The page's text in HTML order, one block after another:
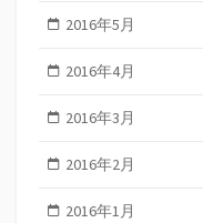
2016年5月
2016年4月
2016年3月
2016年2月
2016年1月